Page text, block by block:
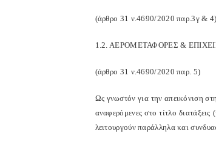
(άρθρο 31 ν.4690/2020 παρ.3γ & 4)
1.2. ΑΕΡΟΜΕΤΑΦΟΡΕΣ &
(άρθρο 31 ν.4690/2020 παρ. 5)
Ως γνωστόν για την απεικόνιση
αναφερόμενες στο τίτλο
λειτουργούν παράλληλα και